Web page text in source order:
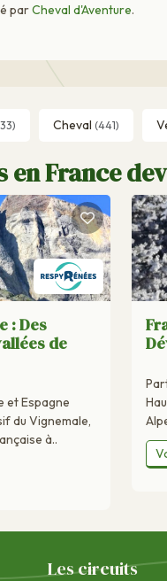
parCheval d'Aventure.
Cheval (441)
en France
: Des
de
et Espagne
du Vignemale,
à..
Les circuits